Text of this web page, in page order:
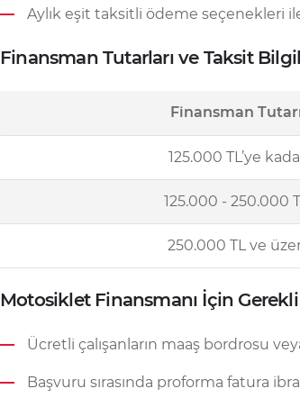
Aylık eşit taksitli ödeme seçenekleri
Finansman Tutarları ve Taksit
Finansman
125.000 TL’ye
125.000 - 250.000
250.000 TL ve
Motosiklet Finansmanı İçin
Ücretli çalışanların maaş bordrosu
Başvuru sırasında proforma fatura